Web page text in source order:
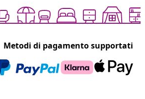
Metodi di pagamento supportati